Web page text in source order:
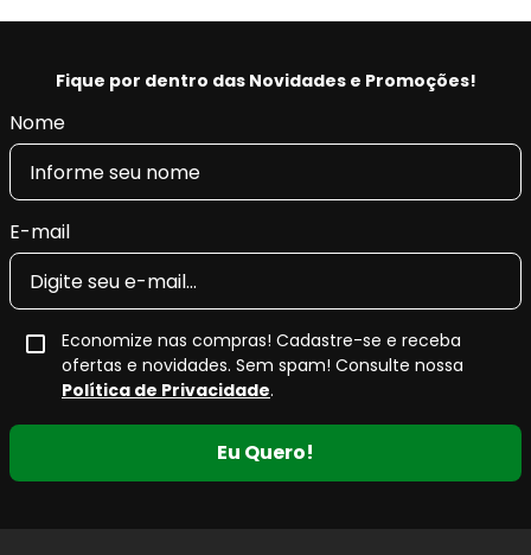
Fique por dentro das Novidades e Promoções!
Nome
E-mail
Economize nas compras! Cadastre-se e receba
ofertas e novidades. Sem spam! Consulte nossa
Política de Privacidade.
Eu Quero!